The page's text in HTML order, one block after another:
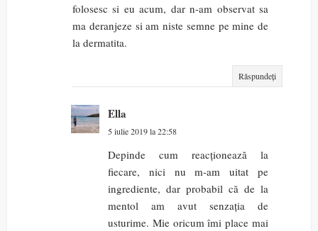
folosesc si eu acum, dar n-am observat sa
ma deranjeze si am niste semne pe mine de
la dermatita.
Răspundeți
Ella
5 iulie 2019 la 22:58
Depinde cum reacționează la
fiecare, nici nu m-am uitat pe
ingrediente, dar probabil că de la
mentol am avut senzația de
usturime. Mie oricum îmi place mai